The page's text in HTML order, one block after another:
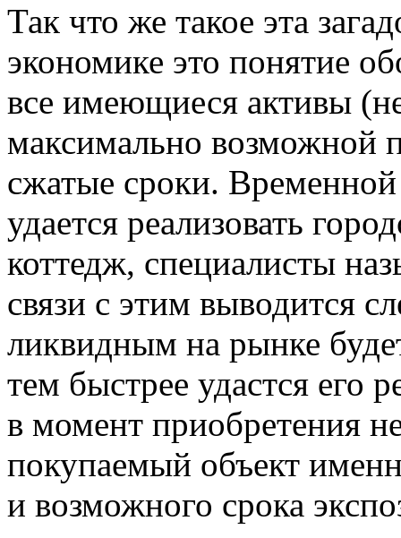
Так что же такое эта
экономике это понятие
все имеющиеся активы
максимально возможной
сжатые сроки.
удается реализовать
коттедж, специалисты
связи с этим выводится
ликвидным на рынке
тем быстрее удастся его
в момент приобретения
покупаемый объект
и возможного срока